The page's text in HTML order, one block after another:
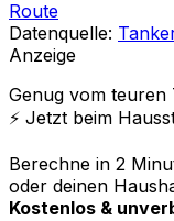
Route
Datenquelle:
Anzeige
Genug vom teuren
⚡️ Jetzt beim
Berechne in 2
oder deinen
Kostenlos &